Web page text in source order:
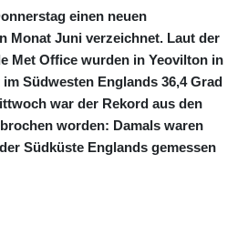
einen neuen
Monat Juni verzeichnet. Laut der
Met Office wurden in Yeovilton in
Südwesten Englands 36,4 Grad
war der Rekord aus den
worden: Damals waren
Südküste Englands gemessen